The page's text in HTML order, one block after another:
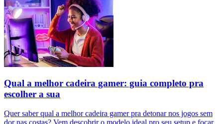
Qual a melhor cadeira gamer: guia completo pra
escolher a sua
Quer saber qual a melhor cadeira gamer pra detonar nos jogos sem